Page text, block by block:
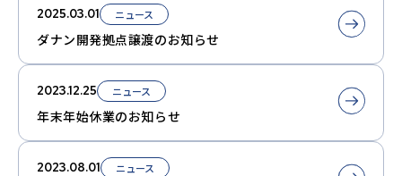
2025.03.01 ニュース
ダナン開発拠点譲渡のお知らせ
2023.12.25 ニュース
年末年始休業のお知らせ
2023.08.01 ニュース